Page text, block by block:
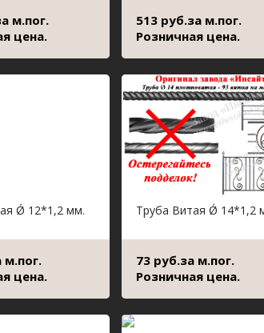
м.пог.
цена.
513 руб.за м.пог.
Розничная цена.
Ǿ 12*1,2 мм.
м.пог.
цена.
Труба Витая Ǿ 14*1,2
73 руб.за м.пог.
Розничная цена.